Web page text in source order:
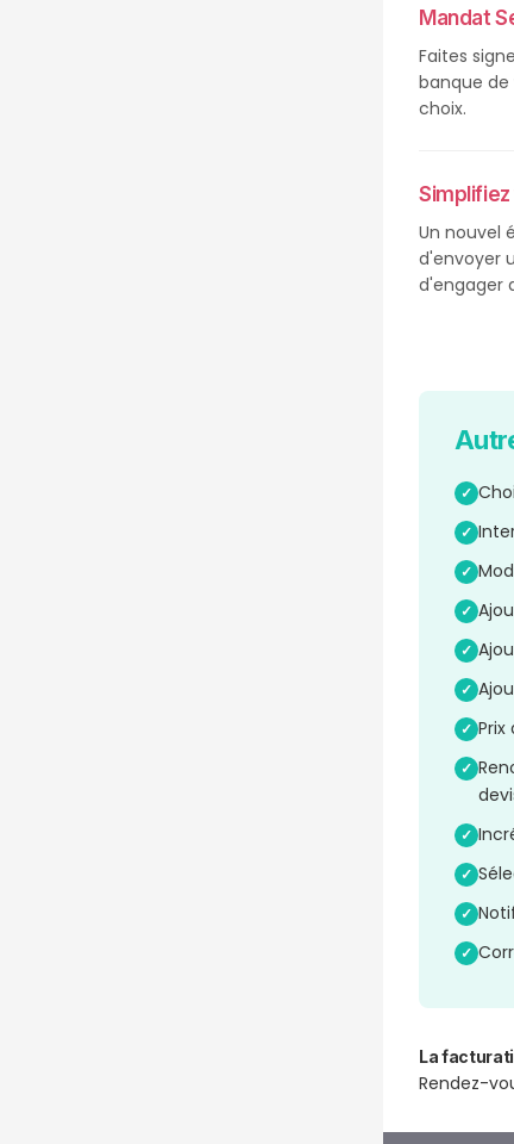
Mandat
Faites
banque
choix.
Un nouvel
d'envoyer
d'engager
✓
✓
✓
✓
✓
✓
✓
✓
✓
✓
✓
✓
La
Rendez-